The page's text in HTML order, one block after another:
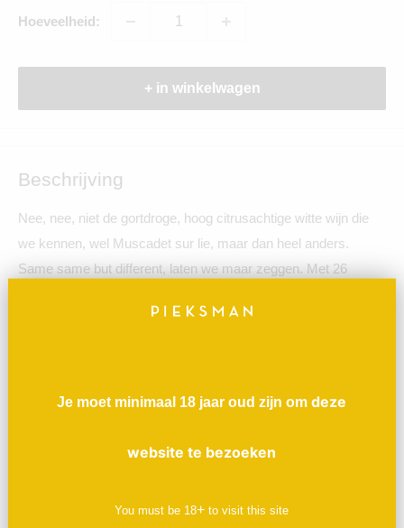
Hoeveelheid:
+ in winkelwagen
Beschrijving
Nee, nee, niet de gortdroge, hoog citrusachtige witte wijn die
we kennen, wel Muscadet sur lie, maar dan heel anders.
Same same but different, laten we maar zeggen. Met 26
combinatie met oesters te combineren, maar juist bij
Prachtig rond, complex, vol gedroogd geel fruit en rokerige
aromatische kruiden binden de wijn tot een geheel. le Fief du
Je moet minimaal 18 jaar oud zijn omdeze
website te bezoeken
You must be 18+ to visit this site